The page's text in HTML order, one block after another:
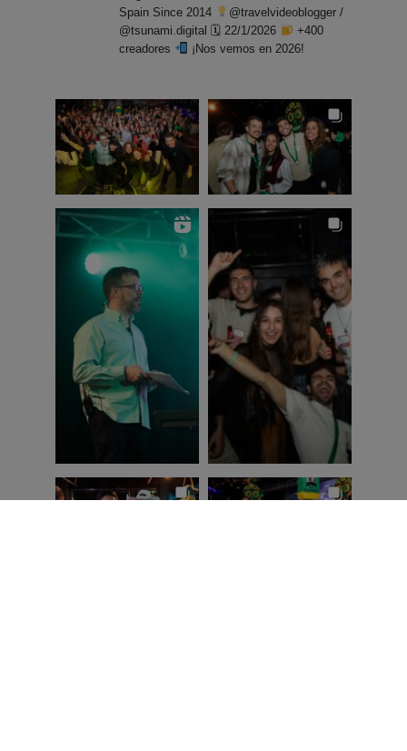
Spain Since 2014
@travelvideoblogger /
@tsunami.digital 🗓 22/1/2026
+400
creadores
¡Nos vemos en 2026!